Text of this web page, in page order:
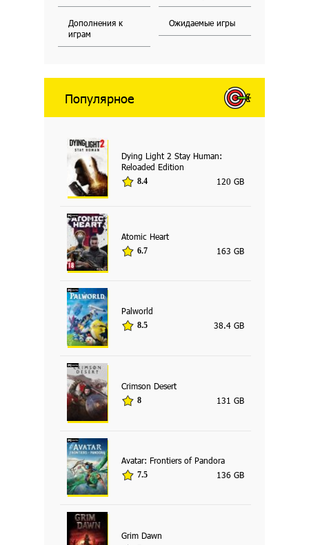
Дополнения к
играм
Ожидаемые игры
Популярное
Dying Light 2 Stay Human:
Reloaded Edition
8.4 120 GB
Atomic Heart
6.7 163 GB
Palworld
8.5 38.4 GB
Crimson Desert
8 131 GB
Avatar: Frontiers of Pandora
7.5 136 GB
Grim Dawn